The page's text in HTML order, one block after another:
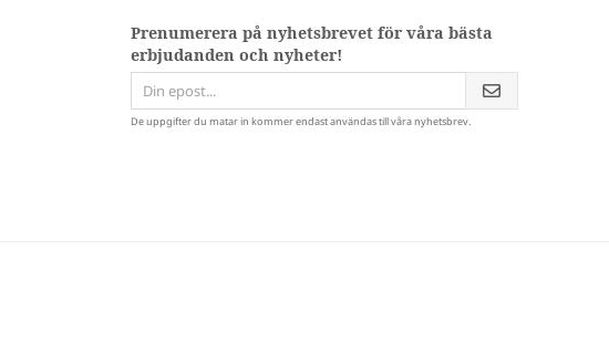
Prenumerera på nyhetsbrevet för våra bästa
erbjudanden och nyheter!
De uppgifter du matar in kommer endast användas till våra nyhetsbrev.